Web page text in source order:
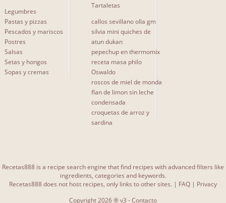
Legumbres
Pastas y pizzas
Pescados y mariscos
Postres
Salsas
Setas y hongos
Sopas y cremas
Tartaletas
callos sevillano olla gm
silvia mini quiches de
atun dukan
pepechup en thermomix
receta masa philo
Oswaldo
roscos de miel de monda
flan de limon sin leche
condensada
croquetas de arroz y
sardina
Recetas888 is a recipe search engine that find recipes with advanced filters like
ingredients, categories and keywords.
Recetas888 does not host recipes, only links to other sites. | FAQ | Privacy
Copyright 2026 ® v3 -Contacto